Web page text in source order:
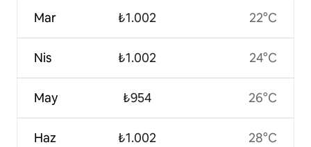
Mar
Nis
May
Haz
₺1.002
₺1.002
₺954
₺1.002
22°C
24°C
26°C
28°C